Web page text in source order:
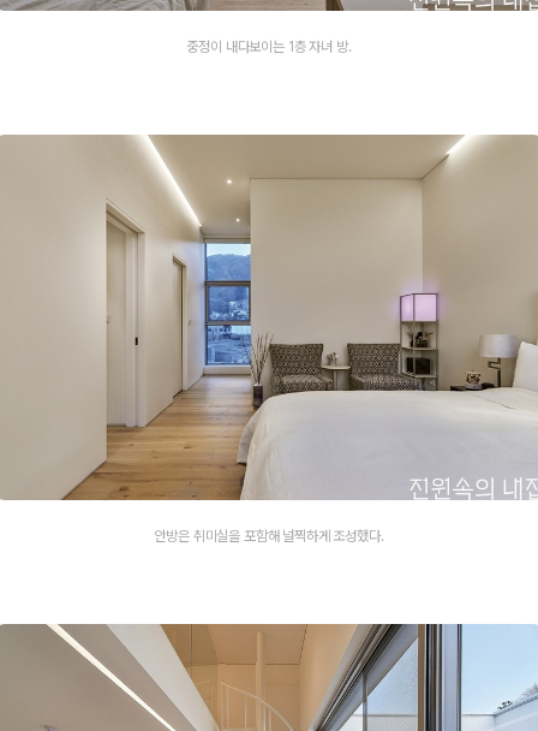
중정이 내다보이는 1층 자녀 방.
안방은 취미실을 포함해 널찍하게 조성했다.